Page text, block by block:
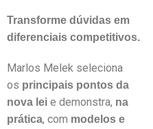
Transforme dúvidas em
diferenciais competitivos.
Marlos Melek seleciona
os principais pontos da
nova lei e demonstra, na
prática, com modelos e